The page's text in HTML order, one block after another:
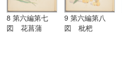
8 第六編第七
図 花菖蒲
9 第六編第八
図 枇杷